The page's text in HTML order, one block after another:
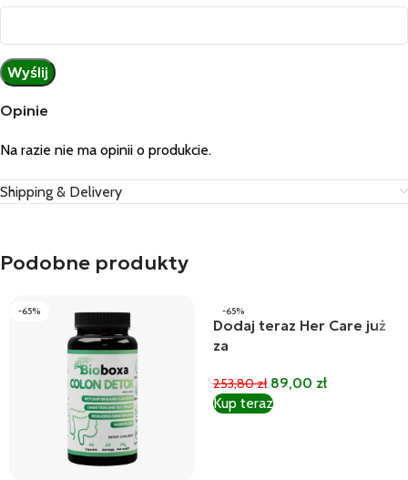
Opinie
Na razie nie ma opinii o produkcie.
Shipping & Delivery
Podobne produkty
-65% -65%
Dodaj teraz Her Care już
za
253,80zł 89,00 zł
Kup teraz